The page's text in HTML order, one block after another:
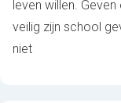
leven willen.
veilig zijn school
niet